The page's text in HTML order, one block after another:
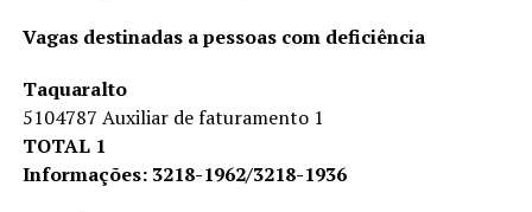
Vagas destinadas a pessoas com deficiência
Taquaralto
5104787 Auxiliar de faturamento 1
TOTAL 1
Informações: 3218-1962/3218-1936